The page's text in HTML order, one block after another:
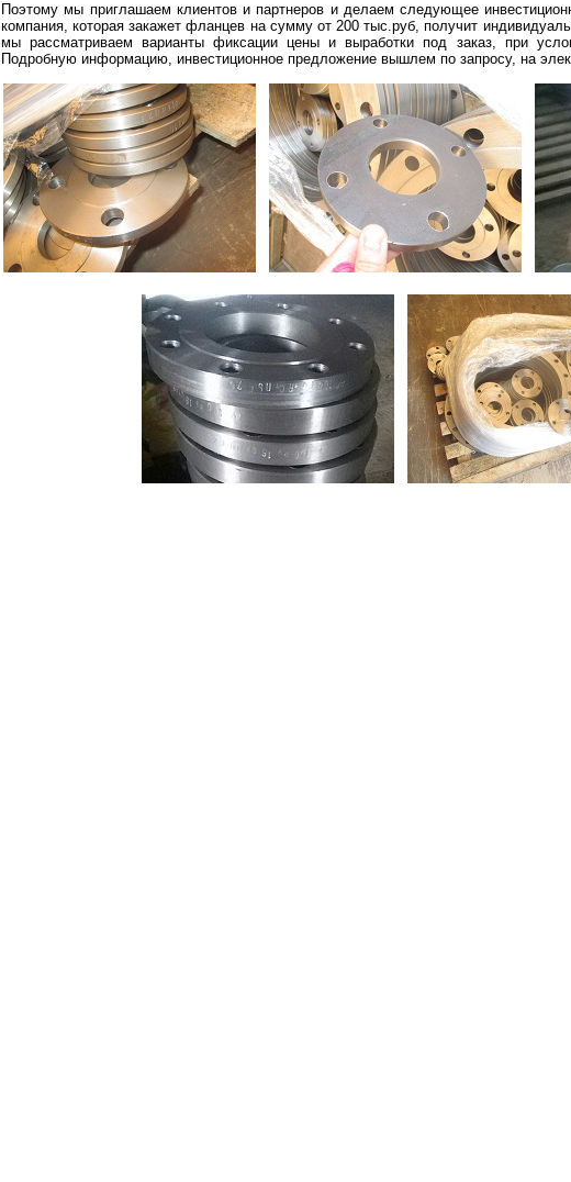
Поэтому мы приглашаем клиентов и партнеров и делаем следующее
компания, которая закажет фланцев на сумму от 200 тыс.руб, получит
мы рассматриваем варианты фиксации цены и выработки под заказ, при
Подробную информацию, инвестиционное предложение вышлем по запросу, на